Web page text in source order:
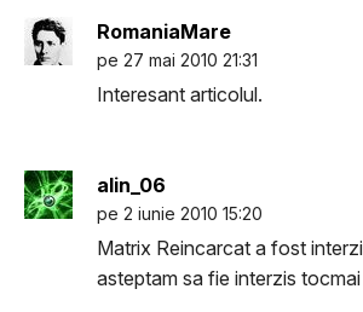
RomaniaMare
pe 27 mai 2010 21:31
Interesant articolul.
alin_06
pe 2 iunie 2010 15:20
Matrix Reincarcat a fost
asteptam sa fie interzis tocmai